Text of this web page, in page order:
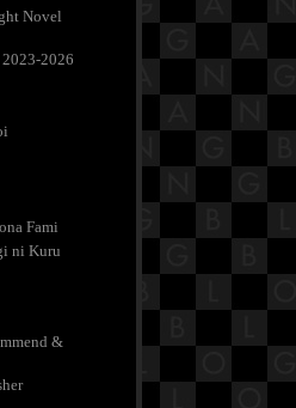
Novel
2026
Fami
ni Kuru
&